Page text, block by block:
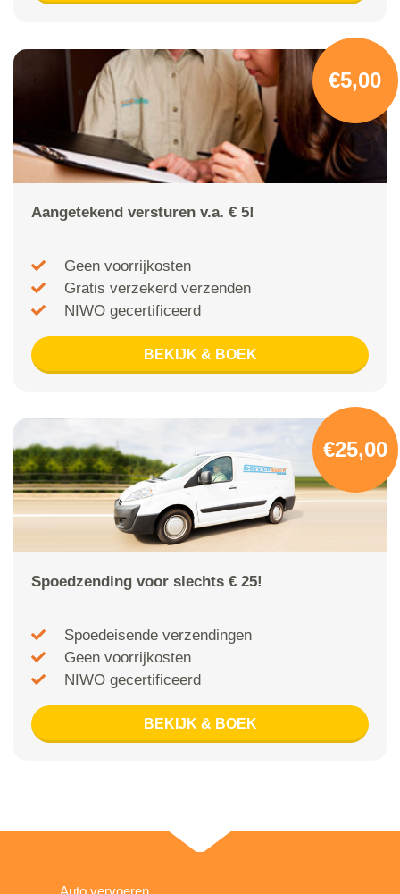
€5,00
Aangetekend versturen v.a. € 5!
Geen voorrijkosten
Gratis verzekerd verzenden
NIWO gecertificeerd
BEKIJK & BOEK
€25,00
Spoedzending voor slechts € 25!
Spoedeisende verzendingen
Geen voorrijkosten
NIWO gecertificeerd
BEKIJK & BOEK